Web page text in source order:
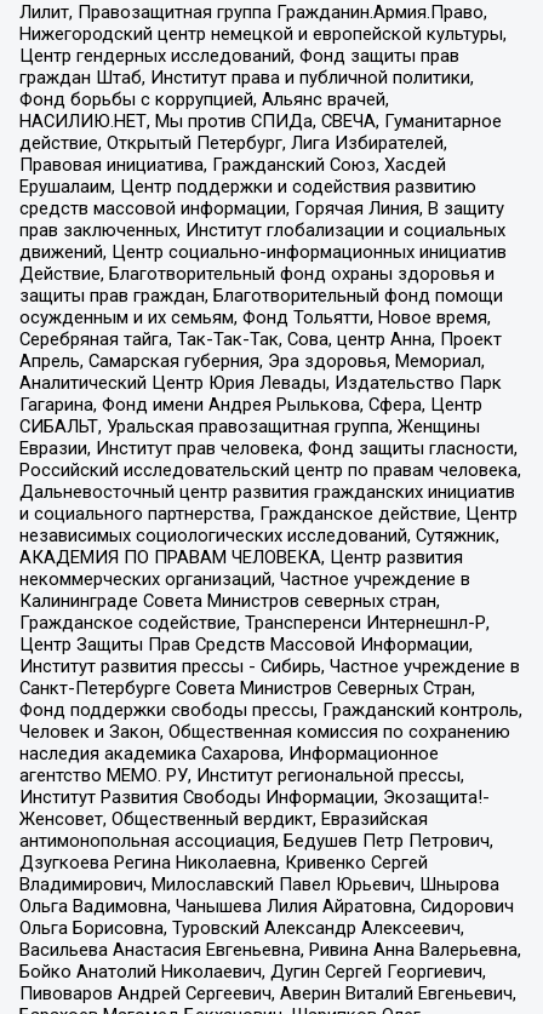
Лилит, Правозащитная группа Гражданин.Армия.Право,
Нижегородский центр немецкой и европейской культуры,
Центр гендерных исследований, Фонд защиты прав
граждан Штаб, Институт права и публичной политики,
Фонд борьбы с коррупцией, Альянс врачей,
НАСИЛИЮ.НЕТ, Мы против СПИДа, СВЕЧА, Гуманитарное
действие, Открытый Петербург, Лига Избирателей,
Правовая инициатива, Гражданский Союз, Хасдей
Ерушалаим, Центр поддержки и содействия развитию
средств массовой информации, Горячая Линия, В защиту
прав заключенных, Институт глобализации и социальных
движений, Центр социально-информационных инициатив
Действие, Благотворительный фонд охраны здоровья и
защиты прав граждан, Благотворительный фонд помощи
осужденным и их семьям, Фонд Тольятти, Новое время,
Серебряная тайга, Так-Так-Так, Сова, центр Анна, Проект
Апрель, Самарская губерния, Эра здоровья, Мемориал,
Аналитический Центр Юрия Левады, Издательство Парк
Гагарина, Фонд имени Андрея Рылькова, Сфера, Центр
СИБАЛЬТ, Уральская правозащитная группа, Женщины
Евразии, Институт прав человека, Фонд защиты гласности,
Российский исследовательский центр по правам человека,
Дальневосточный центр развития гражданских инициатив
и социального партнерства, Гражданское действие, Центр
независимых социологических исследований, Сутяжник,
АКАДЕМИЯ ПО ПРАВАМ ЧЕЛОВЕКА, Центр развития
некоммерческих организаций, Частное учреждение в
Калининграде Совета Министров северных стран,
Гражданское содействие, Трансперенси Интернешнл-Р,
Центр Защиты Прав Средств Массовой Информации,
Институт развития прессы - Сибирь, Частное учреждение в
Санкт-Петербурге Совета Министров Северных Стран,
Фонд поддержки свободы прессы, Гражданский контроль,
Человек и Закон, Общественная комиссия по сохранению
наследия академика Сахарова, Информационное
агентство МЕМО. РУ, Институт региональной прессы,
Институт Развития Свободы Информации, Экозащита!-
Женсовет, Общественный вердикт, Евразийская
антимонопольная ассоциация, Бедушев Петр Петрович,
Дзугкоева Регина Николаевна, Кривенко Сергей
Владимирович, Милославский Павел Юрьевич, Шнырова
Ольга Вадимовна, Чанышева Лилия Айратовна, Сидорович
Ольга Борисовна, Туровский Александр Алексеевич,
Васильева Анастасия Евгеньевна, Ривина Анна Валерьевна,
Бойко Анатолий Николаевич, Дугин Сергей Георгиевич,
Пивоваров Андрей Сергеевич, Аверин Виталий Евгеньевич,